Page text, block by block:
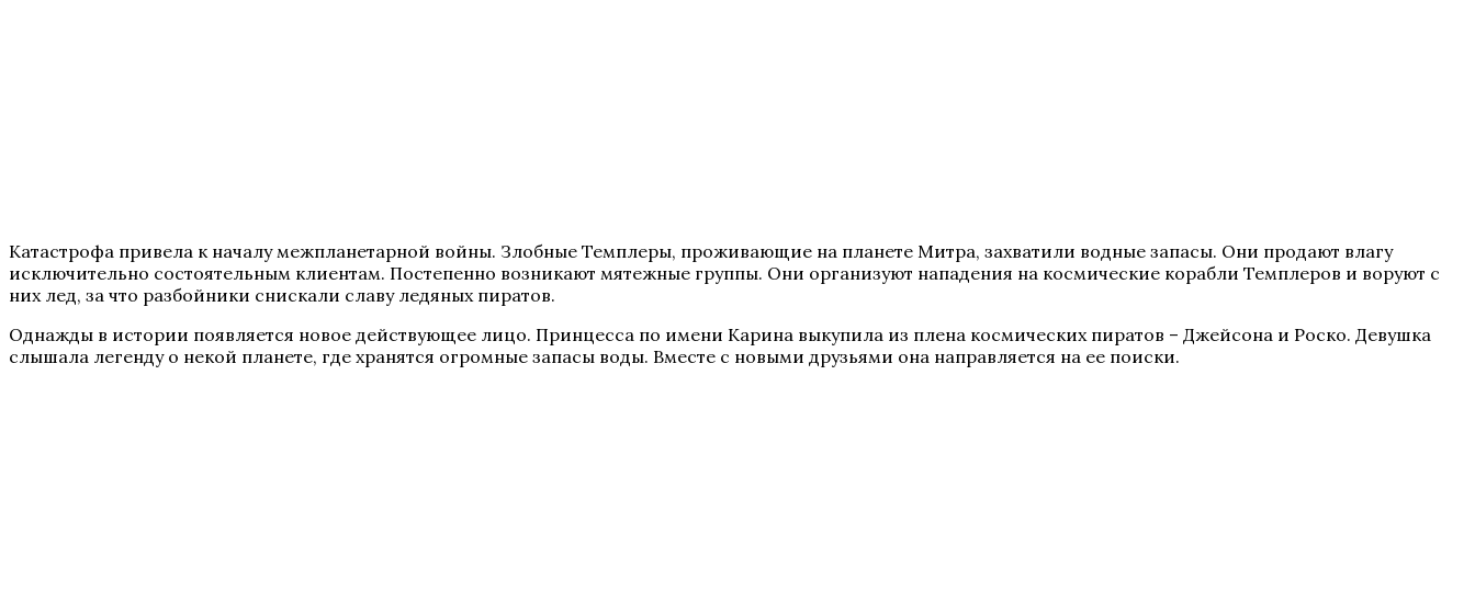
Катастрофа привела к началу межпланетарной войны. Злобные Темплеры, проживающие на планете Митра, захватили водные запасы. Они продают влагу
исключительно состоятельным клиентам. Постепенно возникают мятежные группы. Они организуют нападения на космические корабли Темплеров и воруют с
них лед, за что разбойники снискали славу ледяных пиратов.
Однажды в истории появляется новое действующее лицо. Принцесса по имени Карина выкупила из плена космических пиратов – Джейсона и Роско. Девушка
слышала легенду о некой планете, где хранятся огромные запасы воды. Вместе с новыми друзьями она направляется на ее поиски.